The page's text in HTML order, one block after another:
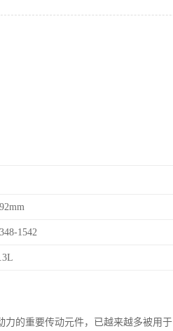
1542
力的重要传动元件，已越来越多被用于